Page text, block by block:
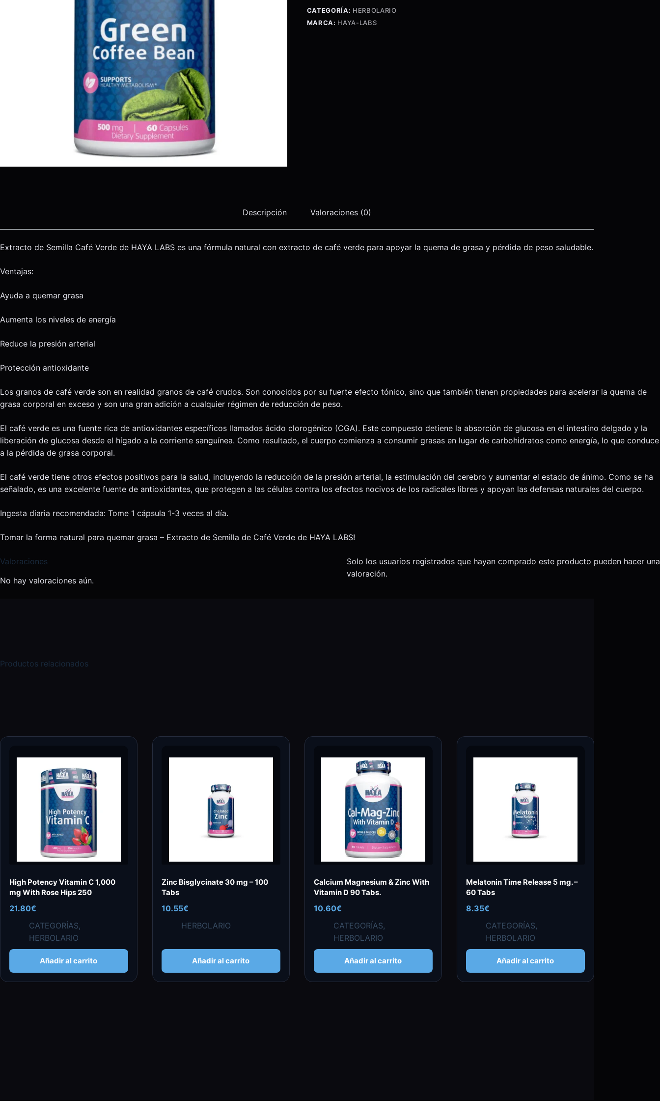
mg
-
CATEGORÍA: HERBOLARIO
MARCA: HAYA-LABS
Descripción Valoraciones (0)
Extracto de Semilla Café Verde de HAYA LABS es una fórmula natural con extracto de café verde para apoyar la quema de grasa y pérdida de peso saludable.
Ventajas:
Ayuda a quemar grasa
Aumenta los niveles de energía
Reduce la presión arterial
Protección antioxidante
Los granos de café verde son en realidad granos de café crudos. Son conocidos por su fuerte efecto tónico, sino que también tienen propiedades para acelerar la quema de
grasa corporal en exceso y son una gran adición a cualquier régimen de reducción de peso.
El café verde es una fuente rica de antioxidantes específicos llamados ácido clorogénico (CGA). Este compuesto detiene la absorción de glucosa en el intestino delgado y la
liberación de glucosa desde el hígado a la corriente sanguínea. Como resultado, el cuerpo comienza a consumir grasas en lugar de carbohidratos como energía, lo que conduce
a la pérdida de grasa corporal.
El café verde tiene otros efectos positivos para la salud, incluyendo la reducción de la presión arterial, la estimulación del cerebro y aumentar el estado de ánimo. Como se ha
señalado, es una excelente fuente de antioxidantes, que protegen a las células contra los efectos nocivos de los radicales libres y apoyan las defensas naturales del cuerpo.
Ingesta diaria recomendada: Tome 1 cápsula 1-3 veces al día.
Tomar la forma natural para quemar grasa – Extracto de Semilla de Café Verde de HAYA LABS!
Valoraciones
No hay valoraciones aún.
Solo los usuarios registrados que hayan comprado este producto pueden hacer una
valoración.
Productos relacionados
High Potency Vitamin C 1,000
mg With Rose Hips 250
21.80€
CATEGORÍAS,
HERBOLARIO
Añadir al carrito
Zinc Bisglycinate 30 mg – 100
Tabs
10.55€
HERBOLARIO
Añadir al carrito
Calcium Magnesium & Zinc With
Vitamin D 90 Tabs.
10.60€
CATEGORÍAS,
HERBOLARIO
Añadir al carrito
Melatonin Time Release 5 mg. –
60 Tabs
8.35€
CATEGORÍAS,
HERBOLARIO
Añadir al carrito